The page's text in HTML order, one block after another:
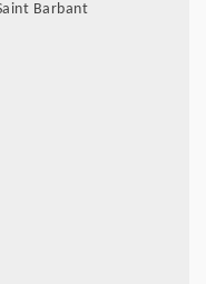
Barbant